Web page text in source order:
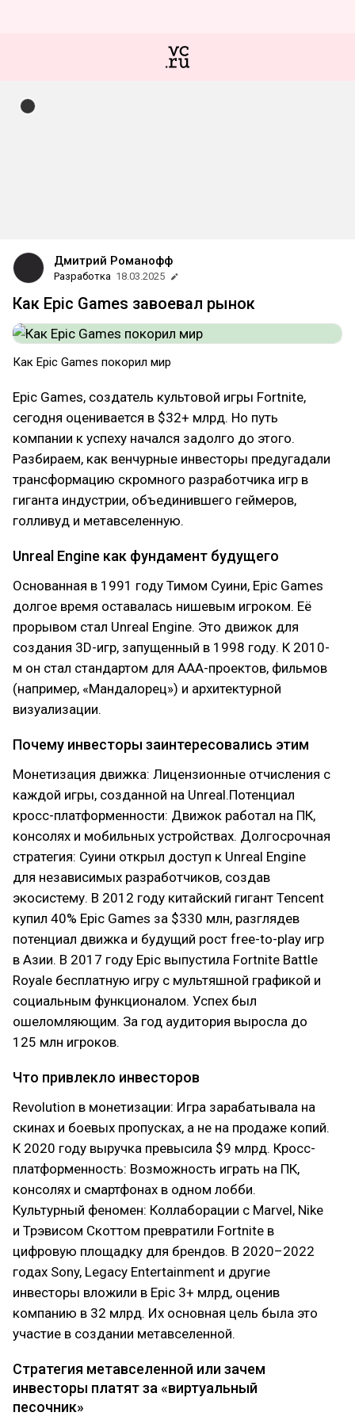
Дмитрий Романофф
Разработка 18.03.2025
Как Epic Games завоевал рынок
Как Epic Games покорил мир
Epic Games, создатель культовой игры Fortnite,
сегодня оценивается в $32+ млрд. Но путь
компании к успеху начался задолго до этого.
Разбираем, как венчурные инвесторы предугадали
трансформацию скромного разработчика игр в
гиганта индустрии, объединившего геймеров,
голливуд и метавселенную.
Unreal Engine как фундамент будущего
Основанная в 1991 году Тимом Суини, Epic Games
долгое время оставалась нишевым игроком. Её
прорывом стал Unreal Engine. Это движок для
создания 3D-игр, запущенный в 1998 году. К 2010-
м он стал стандартом для AAA-проектов, фильмов
(например, «Мандалорец») и архитектурной
визуализации.
Почему инвесторы заинтересовались этим
Монетизация движка: Лицензионные отчисления с
каждой игры, созданной на Unreal.Потенциал
кросс-платформенности: Движок работал на ПК,
консолях и мобильных устройствах. Долгосрочная
стратегия: Суини открыл доступ к Unreal Engine
для независимых разработчиков, создав
экосистему. В 2012 году китайский гигант Tencent
купил 40% Epic Games за $330 млн, разглядев
потенциал движка и будущий рост free-to-play игр
в Азии. В 2017 году Epic выпустила Fortnite Battle
Royale бесплатную игру с мультяшной графикой и
социальным функционалом. Успех был
ошеломляющим. За год аудитория выросла до
125 млн игроков.
Что привлекло инвесторов
Revolution в монетизации: Игра зарабатывала на
скинах и боевых пропусках, а не на продаже копий.
К 2020 году выручка превысила $9 млрд. Кросс-
платформенность: Возможность играть на ПК,
консолях и смартфонах в одном лобби.
Культурный феномен: Коллаборации с Marvel, Nike
и Трэвисом Скоттом превратили Fortnite в
цифровую площадку для брендов. В 2020–2022
годах Sony, Legacy Entertainment и другие
инвесторы вложили в Epic 3+ млрд, оценив
компанию в 32 млрд. Их основная цель была это
участие в создании метавселенной.
Стратегия метавселенной или зачем
инвесторы платят за «виртуальный
песочник»